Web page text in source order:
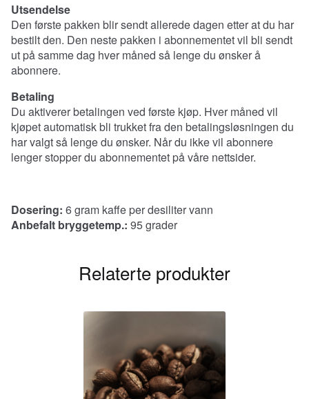
Utsendelse
Den første pakken blir sendt allerede dagen etter at du har
bestilt den. Den neste pakken i abonnementet vil bli sendt
ut på samme dag hver måned så lenge du ønsker å
abonnere.
Betaling
Du aktiverer betalingen ved første kjøp. Hver måned vil
kjøpet automatisk bli trukket fra den betalingsløsningen du
har valgt så lenge du ønsker. Når du ikke vil abonnere
lenger stopper du abonnementet på våre nettsider.
Dosering: 6 gram kaffe per desiliter vann
Anbefalt bryggetemp.: 95 grader
Relaterte produkter